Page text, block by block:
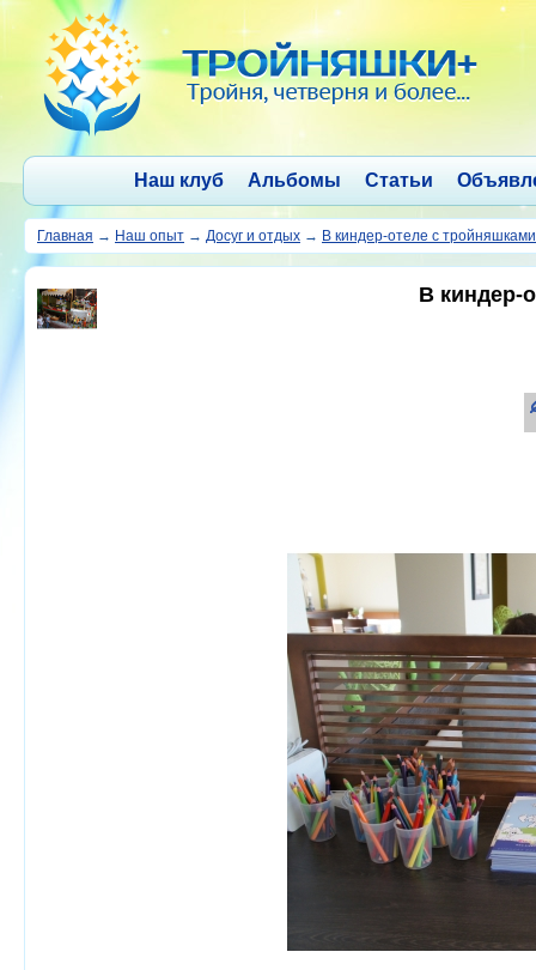
Наш клуб Альбомы Статьи
Главная → Наш опыт → Досуг и отдых → В киндер-отеле с тройняшками
В киндер-